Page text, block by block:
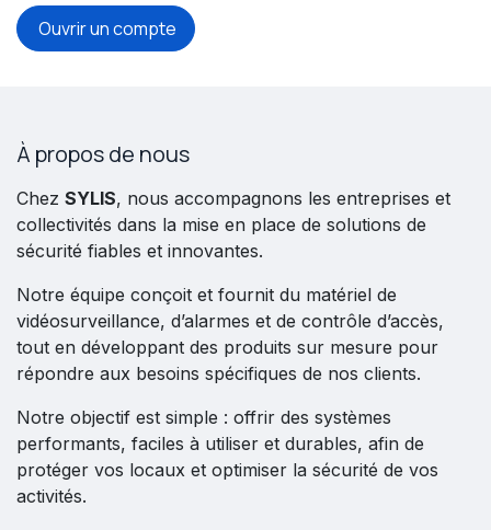
Ouvrir un compte
À propos de nous
Chez SYLIS, nous accompagnons les entreprises et
collectivités dans la mise en place de solutions de
sécurité fiables et innovantes.
Notre équipe conçoit et fournit du matériel de
vidéosurveillance, d’alarmes et de contrôle d’accès,
tout en développant des produits sur mesure pour
répondre aux besoins spécifiques de nos clients.
Notre objectif est simple : offrir des systèmes
performants, faciles à utiliser et durables, afin de
protéger vos locaux et optimiser la sécurité de vos
activités.